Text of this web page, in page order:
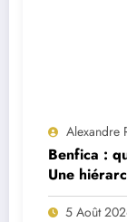
Alexandre
Benfica :
Une
deux
5 Août